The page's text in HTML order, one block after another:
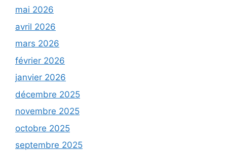
mai 2026
avril 2026
mars 2026
février 2026
janvier 2026
décembre 2025
novembre 2025
octobre 2025
septembre 2025